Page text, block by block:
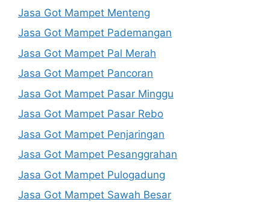
Jasa Got Mampet Menteng
Jasa Got Mampet Pademangan
Jasa Got Mampet Pal Merah
Jasa Got Mampet Pancoran
Jasa Got Mampet Pasar Minggu
Jasa Got Mampet Pasar Rebo
Jasa Got Mampet Penjaringan
Jasa Got Mampet Pesanggrahan
Jasa Got Mampet Pulogadung
Jasa Got Mampet Sawah Besar